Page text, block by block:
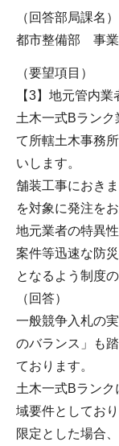
（回答部局課名）
都市整備部 事
（要望項目）
【3】地元管内
土木一式Bラン
て所轄土木事務
いします。
舗装工事におき
を対象に発注を
地元業者の特異
案件等迅速な防
となるよう制度
（回答）
一般競争入札の
のバランス」も
ております。
土木一式Bラン
域要件としてお
限定とした場合